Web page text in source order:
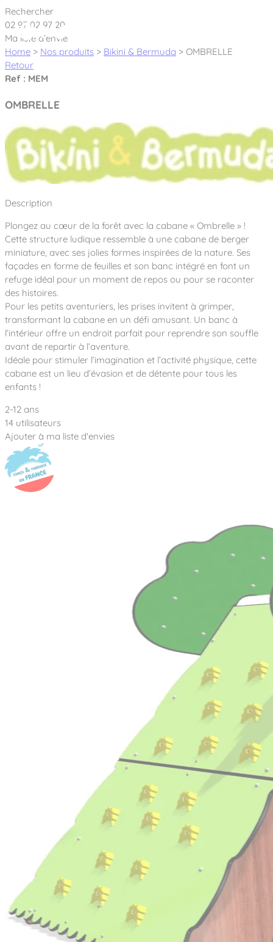
Cookies management panel
Créateur et fabricant d’aires de jeux &
Nos dernières actualités
À propos
Nos engagements
Notre partenariat avec l’association Rêves de clown
Nos Garanties
Notre concept
Notre entreprise
Notre équipe
Nous rejoindre
Aires de jeux Bikini & Bermuda®
Tous nos jeux
Jeux inclusifs
Jeux recyclés
Nos univers
Sport & Fitness Sport&Co®
Agrès fitness
Parcours de santé
Stadium Arena
Street workout
Surfpark
Équipements sportifs
Mobilier & accessoires
Mobilier urbain
Accessoires ludiques
Nos clients
Collectivités
Établissements scolaires
Architectes, Paysagistes-concepteurs
Camping et résidences de vacances
Notre expertise
Des aires intergénérationnelles de
Des aires de jeux pour tous les enfants
L’éco-conception de nos jeux
La végétalisation des cours d’école
Nos matériaux
Nos fonctions ludiques & sportives
Nos sols amortissants
Réalisations
Contact
Les questions fréquentes
Catalogues
Rechercher
02 97 02 97 20
Ma liste d’envie
Home > Nos produits > Bikini & Bermuda > OMBRELLE
Retour
Ref : MEM
OMBRELLE
Description
Plongez au cœur de la forêt avec la cabane « Ombrelle » !
Cette structure ludique ressemble à une cabane de berger
miniature, avec ses jolies formes inspirées de la nature. Ses
façades en forme de feuilles et son banc intégré en font un
refuge idéal pour un moment de repos ou pour se raconter
des histoires.
Pour les petits aventuriers, les prises invitent à grimper,
transformant la cabane en un défi amusant. Un banc à
l’intérieur offre un endroit parfait pour reprendre son souffle
avant de repartir à l’aventure.
Idéale pour stimuler l’imagination et l’activité physique, cette
cabane est un lieu d’évasion et de détente pour tous les
enfants !
2-12 ans
14 utilisateurs
Ajouter à ma liste d'envies